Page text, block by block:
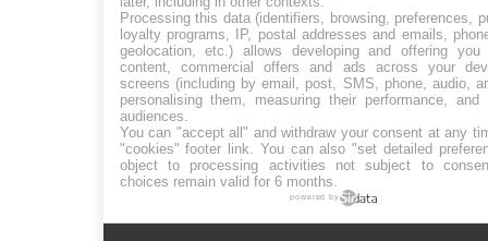
Processing this data (identifiers, browsing, preferences,
loyalty programs, IP, postal addresses and emails,
geolocation, etc.) allows developing and offering you
content, commercial offers and ads across your
screens (including by email, post, SMS, phone, audio,
personalising them, measuring their performance, and
audiences.
You can "accept all" and withdraw your consent at any
"cookies" footer link . You can also "set detailed
object to processing activities not subject to
choices remain valid for 6 months.
powered by